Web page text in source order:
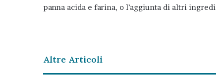
panna acida e farina, o l’aggiunta di altri
Altre Articoli